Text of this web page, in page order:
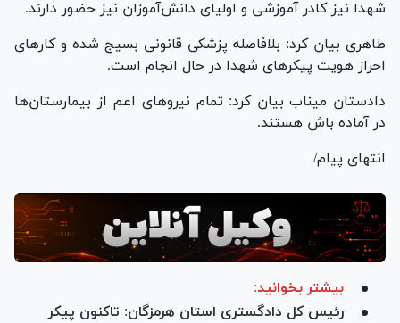
شهدا نیز کادر آموزشی و اولیای دانش‌آموزان نیز حضور دارند.
طاهری بیان کرد: بلافاصله پزشکی قانونی بسیج شده و کار‌های
احراز هویت پیکر‌های شهدا در حال انجام است.
دادستان میناب بیان کرد: تمام نیرو‌های اعم از بیمارستان‌ها
در آماده باش هستند.
انتهای پیام/
بیشتر بخوانید:
رئیس کل دادگستری استان هرمزگان: تاکنون پیکر